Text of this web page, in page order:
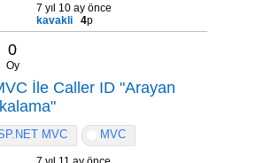
7 yıl 10 ay önce
kavakli
4p
0
Oy
İle Caller ID "Arayan
MVC MVC